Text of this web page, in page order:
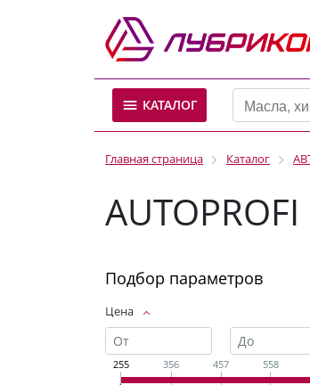
КАТАЛОГ
Главная страница Каталог
AUTOPROFI
Подбор параметров
Цена
255 356 457 558